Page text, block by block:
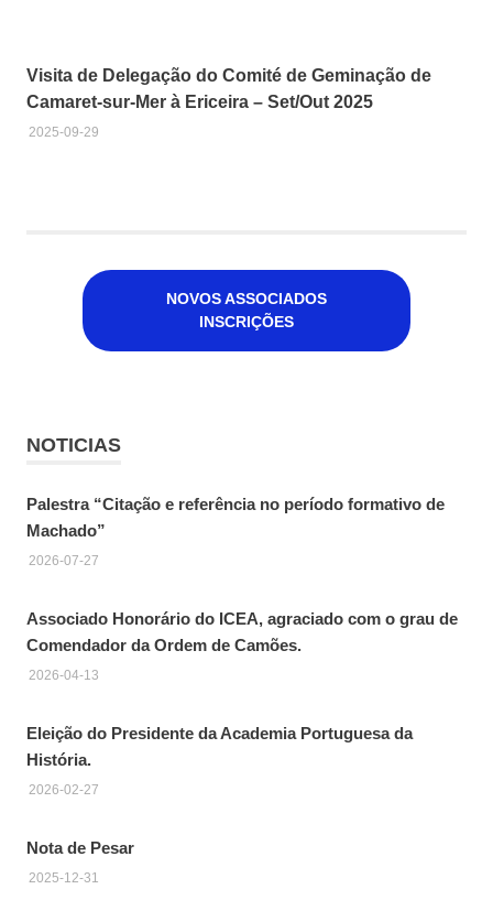
Visita de Delegação do Comité de Geminação de
Camaret-sur-Mer à Ericeira – Set/Out 2025
2025-09-29
NOVOS ASSOCIADOS
INSCRIÇÕES
NOTICIAS
Palestra “Citação e referência no período formativo de
Machado”
2026-07-27
Associado Honorário do ICEA, agraciado com o grau de
Comendador da Ordem de Camões.
2026-04-13
Eleição do Presidente da Academia Portuguesa da
História.
2026-02-27
Nota de Pesar
2025-12-31